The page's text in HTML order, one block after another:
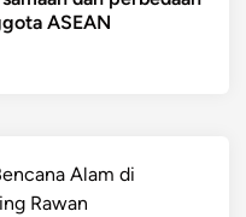
ASEAN
Alam di
Rawan